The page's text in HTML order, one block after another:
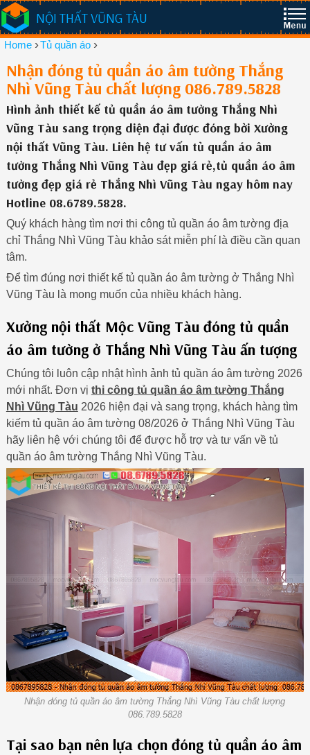
NỘI THẤT VŨNG TÀU
Home ›Tủ quần áo ›
Nhận đóng tủ quần áo âm tường Thắng
Nhì Vũng Tàu chất lượng 086.789.5828
Hình ảnh thiết kế tủ quần áo âm tường Thắng Nhì
Vũng Tàu sang trọng diện đại được đóng bởi Xưởng
nội thất Vũng Tàu. Liên hệ tư vấn tủ quần áo âm
tường Thắng Nhì Vũng Tàu đẹp giá rẻ,tủ quần áo âm
tường đẹp giá rẻ Thắng Nhì Vũng Tàu ngay hôm nay
Hotline 08.6789.5828.
Quý khách hàng tìm nơi thi công tủ quần áo âm tường địa
chỉ Thắng Nhì Vũng Tàu khảo sát miễn phí là điều cần quan
tâm.
Để tìm đúng nơi thiết kế tủ quần áo âm tường ở Thắng Nhì
Vũng Tàu là mong muốn của nhiều khách hàng.
Xưởng nội thất Mộc Vũng Tàu đóng tủ quần
áo âm tường ở Thắng Nhì Vũng Tàu ấn tượng
Chúng tôi luôn cập nhật hình ảnh tủ quần áo âm tường 2026
mới nhất. Đơn vị thi công tủ quần áo âm tường Thắng
Nhì Vũng Tàu 2026 hiện đại và sang trọng, khách hàng tìm
kiếm tủ quần áo âm tường 08/2026 ở Thắng Nhì Vũng Tàu
hãy liên hệ với chúng tôi để được hỗ trợ và tư vấn về tủ
quần áo âm tường Thắng Nhì Vũng Tàu.
Nhận đóng tủ quần áo âm tường Thắng Nhì Vũng Tàu chất lượng
086.789.5828
Tại sao bạn nên lựa chọn đóng tủ quần áo âm